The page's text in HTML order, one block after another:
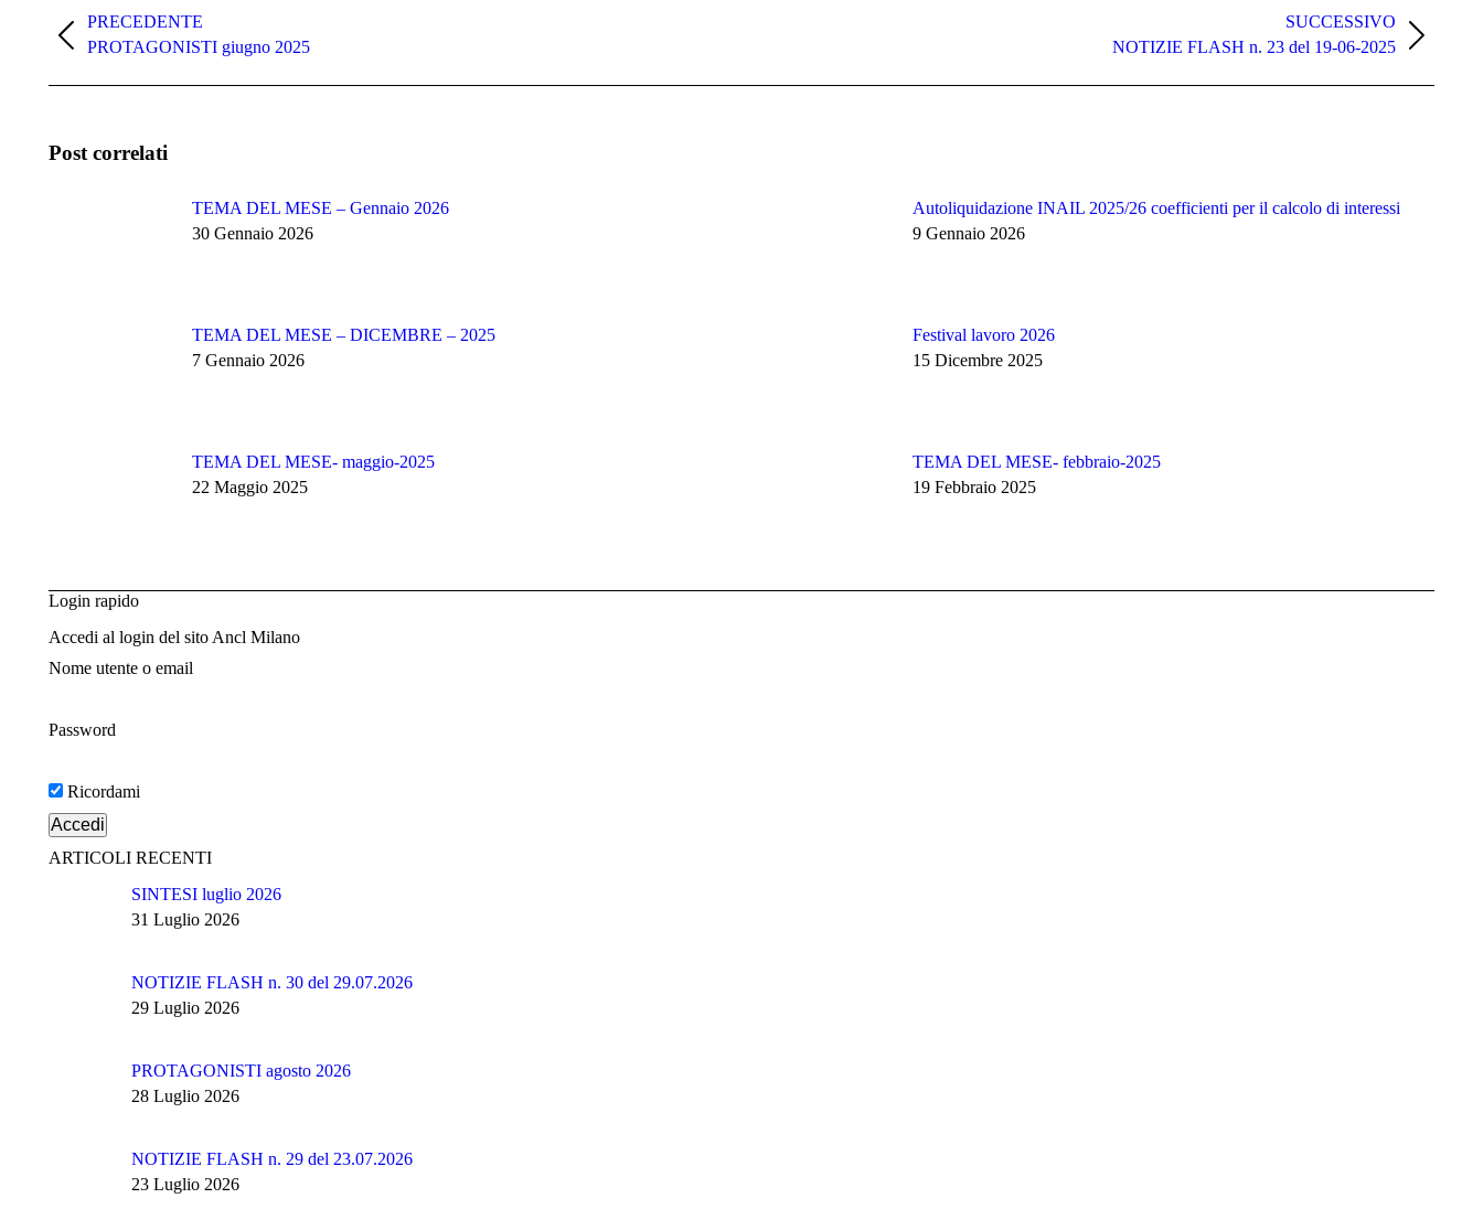
tra
post
PRECEDENTE
Post
PROTAGONISTI giugno 2025
SUCCESSIVO
NOTIZIE FLASH n. 23 del 19-06-2025
Post correlati
TEMA DEL MESE – Gennaio 2026
30 Gennaio 2026
Autoliquidazione INAIL 2025/26 coefficienti per il calcolo di interessi
9 Gennaio 2026
TEMA DEL MESE – DICEMBRE – 2025
7 Gennaio 2026
Festival lavoro 2026
15 Dicembre 2025
TEMA DEL MESE- maggio-2025
22 Maggio 2025
TEMA DEL MESE- febbraio-2025
19 Febbraio 2025
Login rapido
Accedi al login del sito Ancl Milano
Nome utente o email
Password
Ricordami
ARTICOLI RECENTI
SINTESI luglio 2026
31 Luglio 2026
NOTIZIE FLASH n. 30 del 29.07.2026
29 Luglio 2026
PROTAGONISTI agosto 2026
28 Luglio 2026
NOTIZIE FLASH n. 29 del 23.07.2026
23 Luglio 2026